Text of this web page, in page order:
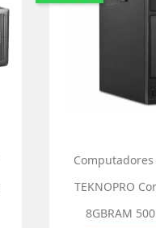
Computadores
TEKNOPRO
8GBRAM